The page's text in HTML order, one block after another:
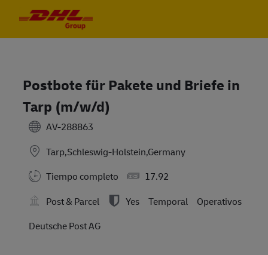
Postbote für Pakete und Briefe in
Tarp (m/w/d)
AV-288863
Tarp,Schleswig-Holstein,Germany
Tiempo completo
17.92
Post & Parcel
Yes Temporal
Operativos
Deutsche Post AG